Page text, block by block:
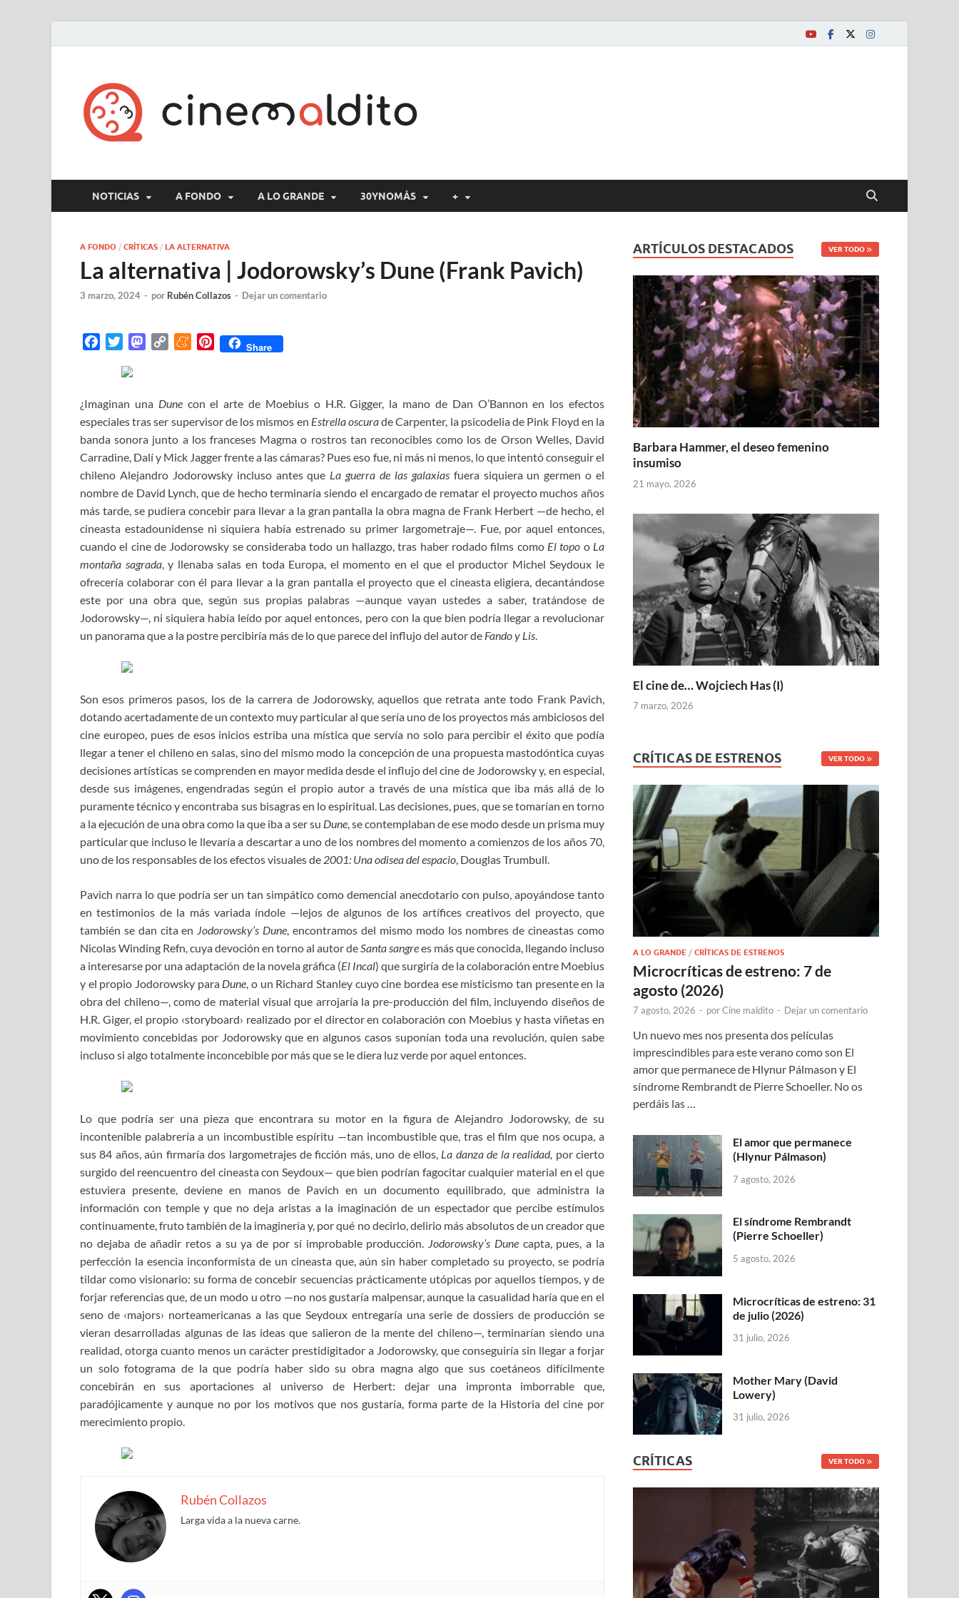
NOTICIAS A FONDO A LO GRANDE 30YNOMÁS +
A FONDO / CRÍTICAS / LA ALTERNATIVA
La alternativa | Jodorowsky’s Dune (Frank Pavich)
3 marzo, 2024 - por Rubén Collazos - Dejar un comentario
b
o
o
k
i
t
e
r
M
o
d
o
n
L
n
k
M
a
m
e
P
e
r
e
s
t
Share
¿Imaginan unaDunecon el arte de Moebius o H.R. Gigger, la mano de Dan O’Bannon en los efectos
especiales tras ser supervisor de los mismos en Estrella oscurade Carpenter, la psicodelia de Pink Floyd en la
banda sonora junto a los franceses Magma o rostros tan reconocibles como los de Orson Welles, David
Carradine, Dalí y Mick Jagger frente a las cámaras? Pues eso fue, ni más ni menos, lo que intentó conseguir el
chileno Alejandro Jodorowsky incluso antes que La guerra de las galaxias fuera siquiera un germen o el
nombre de David Lynch, que de hecho terminaría siendo el encargado de rematar el proyecto muchos años
más tarde, se pudiera concebir para llevar a la gran pantalla la obra magna de Frank Herbert —de hecho, el
cineasta estadounidense ni siquiera había estrenado su primer largometraje—. Fue, por aquel entonces,
cuando el cine de Jodorowsky se consideraba todo un hallazgo, tras haber rodado films como El topo o La
montaña sagrada, y llenaba salas en toda Europa, el momento en el que el productor Michel Seydoux le
ofrecería colaborar con él para llevar a la gran pantalla el proyecto que el cineasta eligiera, decantándose
este por una obra que, según sus propias palabras —aunque vayan ustedes a saber, tratándose de
Jodorowsky—, ni siquiera había leído por aquel entonces, pero con la que bien podría llegar a revolucionar
un panorama que a la postre percibiría más de lo que parece del influjo del autor de Fando y Lis.
Son esos primeros pasos, los de la carrera de Jodorowsky, aquellos que retrata ante todo Frank Pavich,
dotando acertadamente de un contexto muy particular al que sería uno de los proyectos más ambiciosos del
cine europeo, pues de esos inicios estriba una mística que servía no solo para percibir el éxito que podía
llegar a tener el chileno en salas, sino del mismo modo la concepción de una propuesta mastodóntica cuyas
decisiones artísticas se comprenden en mayor medida desde el influjo del cine de Jodorowsky y, en especial,
desde sus imágenes, engendradas según el propio autor a través de una mística que iba más allá de lo
puramente técnico y encontraba sus bisagras en lo espiritual. Las decisiones, pues, que se tomarían en torno
a la ejecución de una obra como la que iba a ser su Dune, se contemplaban de ese modo desde un prisma muy
particular que incluso le llevaría a descartar a uno de los nombres del momento a comienzos de los años 70,
uno de los responsables de los efectos visuales de 2001: Una odisea del espacio, Douglas Trumbull.
Pavich narra lo que podría ser un tan simpático como demencial anecdotario con pulso, apoyándose tanto
en testimonios de la más variada índole —lejos de algunos de los artífices creativos del proyecto, que
también se dan cita en Jodorowsky’s Dune, encontramos del mismo modo los nombres de cineastas como
Nicolas Winding Refn, cuya devoción en torno al autor deSanta sangrees más que conocida, llegando incluso
a interesarse por una adaptación de la novela gráfica (El Incal) que surgiría de la colaboración entre Moebius
y el propio Jodorowsky para Dune, o un Richard Stanley cuyo cine bordea ese misticismo tan presente en la
obra del chileno—, como de material visual que arrojaría la pre-producción del film, incluyendo diseños de
H.R. Giger, el propio ‹storyboard› realizado por el director en colaboración con Moebius y hasta viñetas en
movimiento concebidas por Jodorowsky que en algunos casos suponían toda una revolución, quien sabe
incluso si algo totalmente inconcebible por más que se le diera luz verde por aquel entonces.
Lo que podría ser una pieza que encontrara su motor en la figura de Alejandro Jodorowsky, de su
incontenible palabrería a un incombustible espíritu —tan incombustible que, tras el film que nos ocupa, a
sus 84 años, aún firmaría dos largometrajes de ficción más, uno de ellos, La danza de la realidad, por cierto
surgido del reencuentro del cineasta con Seydoux— que bien podrían fagocitar cualquier material en el que
estuviera presente, deviene en manos de Pavich en un documento equilibrado, que administra la
información con temple y que no deja aristas a la imaginación de un espectador que percibe estímulos
continuamente, fruto también de la imaginería y, por qué no decirlo, delirio más absolutos de un creador que
no dejaba de añadir retos a su ya de por sí improbable producción. Jodorowsky’s Dunecapta, pues, a la
perfección la esencia inconformista de un cineasta que, aún sin haber completado su proyecto, se podría
tildar como visionario: su forma de concebir secuencias prácticamente utópicas por aquellos tiempos, y de
forjar referencias que, de un modo u otro —no nos gustaría malpensar, aunque la casualidad haría que en el
seno de ‹majors› norteamericanas a las que Seydoux entregaría una serie de dossiers de producción se
vieran desarrolladas algunas de las ideas que salieron de la mente del chileno—, terminarían siendo una
realidad, otorga cuanto menos un carácter prestidigitador a Jodorowsky, que conseguiría sin llegar a forjar
un solo fotograma de la que podría haber sido su obra magna algo que sus coetáneos difícilmente
concebirán en sus aportaciones al universo de Herbert: dejar una impronta imborrable que,
paradójicamente y aunque no por los motivos que nos gustaría, forma parte de la Historia del cine por
merecimiento propio.
Rubén Collazos
Larga vida a la nueva carne.
ARTÍCULOS DESTACADOS VER TODO
Barbara Hammer, el deseo femenino
insumiso
21 mayo, 2026
El cine de… Wojciech Has (I)
7 marzo, 2026
CRÍTICAS DE ESTRENOS VER TODO
A LO GRANDE /CRÍTICAS DE ESTRENOS
Microcríticas de estreno: 7 de
agosto (2026)
7 agosto, 2026 - porCine maldito - Dejar un comentario
Un nuevo mes nos presenta dos películas
imprescindibles para este verano como son El
amor que permanece de Hlynur Pálmason y El
síndrome Rembrandt de Pierre Schoeller. No os
perdáis las …
El amor que permanece
(Hlynur Pálmason)
7 agosto, 2026
El síndrome Rembrandt
(Pierre Schoeller)
5 agosto, 2026
Microcríticas de estreno: 31
de julio (2026)
31 julio, 2026
Mother Mary (David
Lowery)
31 julio, 2026
CRÍTICAS VER TODO